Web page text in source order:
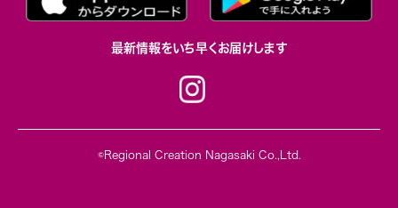
最新情報をいち早くお届けします
©Regional Creation Nagasaki Co.,Ltd.